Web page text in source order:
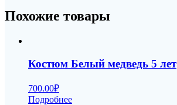
Похожие товары
Костюм Белый медведь 5 лет
700.00₽
Подробнее